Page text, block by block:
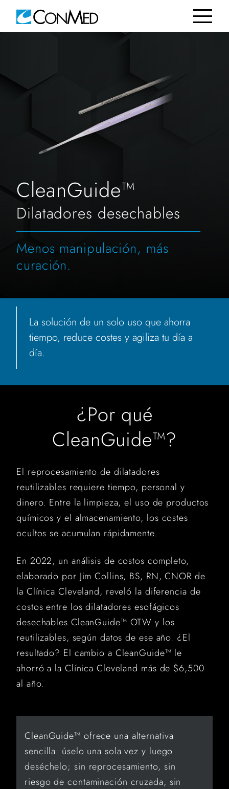
CleanGuide™
Dilatadores desechables
Menos manipulación, más
curación.
La solución de un solo uso que ahorra
tiempo, reduce costes y agiliza tu día a
día.
¿Por qué
CleanGuide™?
El reprocesamiento de dilatadores
reutilizables requiere tiempo, personal y
dinero. Entre la limpieza, el uso de productos
químicos y el almacenamiento, los costes
ocultos se acumulan rápidamente.
En 2022, un análisis de costos completo,
elaborado por Jim Collins, BS, RN, CNOR de
la Clínica Cleveland, reveló la diferencia de
costos entre los dilatadores esofágicos
desechables CleanGuide™ OTW y los
reutilizables, según datos de ese año. ¿El
resultado? El cambio a CleanGuide™ le
ahorró a la Clínica Cleveland más de $6,500
al año.
CleanGuide™ ofrece una alternativa
sencilla: úselo una sola vez y luego
deséchelo; sin reprocesamiento, sin
riesgo de contaminación cruzada, sin